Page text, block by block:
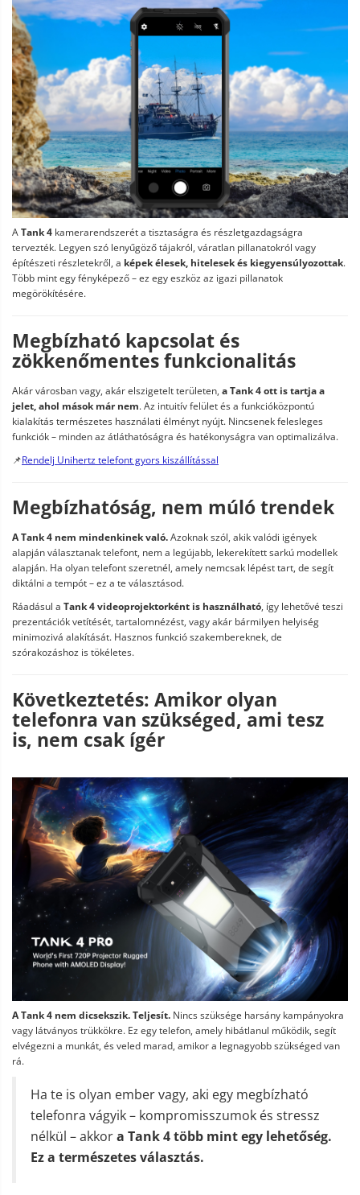
ATank 4 kamerarendszerét a tisztaságra és részletgazdagságra
tervezték. Legyen szó lenyűgöző tájakról, váratlan pillanatokról vagy
építészeti részletekről, a képek élesek, hitelesek és kiegyensúlyozottak.
Több mint egy fényképező – ez egy eszköz az igazi pillanatok
megörökítésére.
Megbízható kapcsolat és
zökkenőmentes funkcionalitás
Akár városban vagy, akár elszigetelt területen, a Tank 4 ott is tartja a
jelet, ahol mások már nem. Az intuitív felület és a funkcióközpontú
kialakítás természetes használati élményt nyújt. Nincsenek felesleges
funkciók – minden az átláthatóságra és hatékonyságra van optimalizálva.
📌Rendelj Unihertz telefont gyors kiszállítással
Megbízhatóság, nem múló trendek
A Tank 4 nem mindenkinek való.Azoknak szól, akik valódi igények
alapján választanak telefont, nem a legújabb, lekerekített sarkú modellek
alapján. Ha olyan telefont szeretnél, amely nemcsak lépést tart, de segít
diktálni a tempót – ez a te választásod.
Ráadásul a Tank 4 videoprojektorként is használható, így lehetővé teszi
prezentációk vetítését, tartalomnézést, vagy akár bármilyen helyiség
minimozivá alakítását. Hasznos funkció szakembereknek, de
szórakozáshoz is tökéletes.
Következtetés: Amikor olyan
telefonra van szükséged, ami tesz
is, nem csak ígér
A Tank 4 nem dicsekszik. Teljesít. Nincs szüksége harsány kampányokra
vagy látványos trükkökre. Ez egy telefon, amely hibátlanul működik, segít
elvégezni a munkát, és veled marad, amikor a legnagyobb szükséged van
rá.
Ha te is olyan ember vagy, aki egy megbízható
telefonra vágyik – kompromisszumok és stressz
nélkül – akkora Tank 4 több mint egy lehetőség.
Ez a természetes választás.